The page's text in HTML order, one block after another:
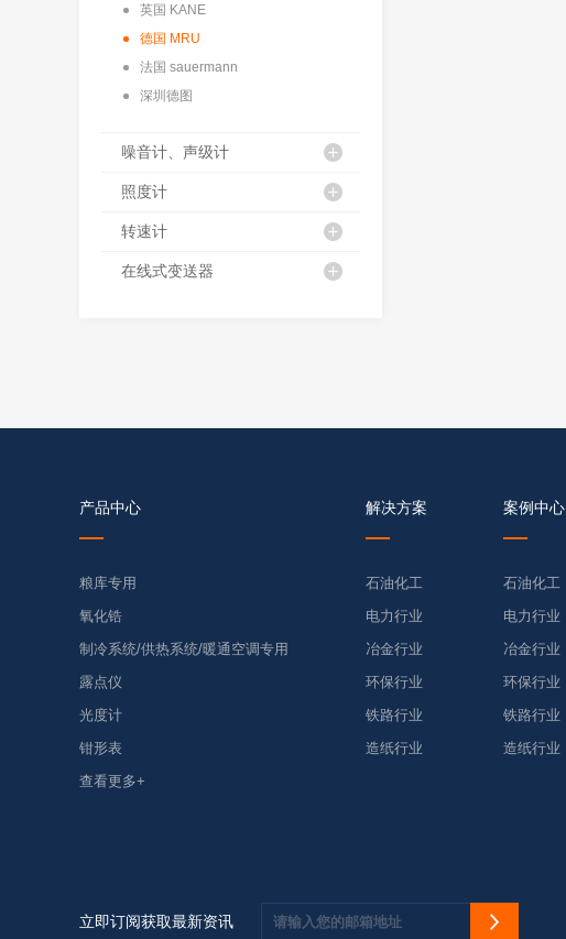
英国 KANE
德国 MRU
法国 sauermann
深圳德图
噪音计、声级计
照度计
转速计
在线式变送器
产品中心
粮库专用
氧化锆
制冷系统/供热系统/暖通空调专用
露点仪
光度计
钳形表
查看更多+
解决方案
石油化工
电力行业
冶金行业
环保行业
铁路行业
造纸行业
案例中心
石油化工
电力行业
冶金行业
环保行业
铁路行业
造纸行业
立即订阅获取最新资讯